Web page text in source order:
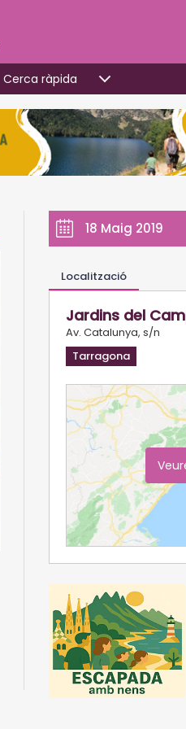
Cerca ràpida
18 Maig 2019
Localització
Jardins del
Av. Catalunya, s/n
Tarragona